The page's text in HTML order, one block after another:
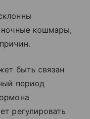
ночные кошмары,
быть связан
период
регулировать